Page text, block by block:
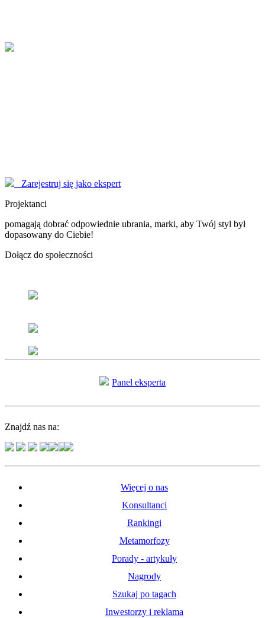
Zarejestruj się jako ekspert
Projektanci
pomagają dobrać odpowiednie ubrania, marki, aby Twój styl był
dopasowany do Ciebie!
Dołącz do społeczności
Panel eksperta
Znajdź nas na:
Więcej o nas
Konsultanci
Rankingi
Metamorfozy
Porady - artykuły
Nagrody
Szukaj po tagach
Inwestorzy i reklama